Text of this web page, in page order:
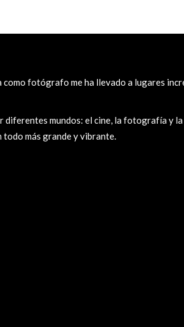
como fotógrafo me ha llevado a lugares
mundos: el cine, la fotografía y
todo más grande y vibrante.